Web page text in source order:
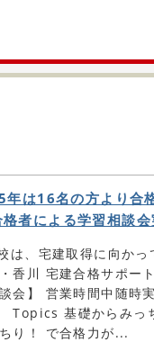
は16名の方より合
者による学習相談会
は、宅建取得に向か
香川 宅建合格サポ
会】 営業時間中随時
Topics 基礎からみっ
り！ で合格力が...